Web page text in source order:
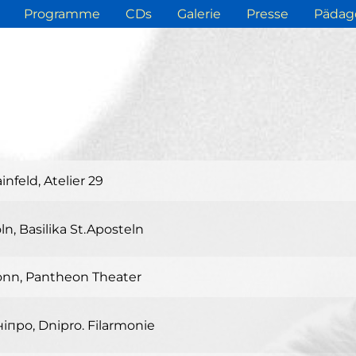
Programme CDs Galerie Presse
Atelier 29
Hainfeld
Basilika St.Aposteln
Pantheon Theater
Bonn
Dnipro. Filarmonie